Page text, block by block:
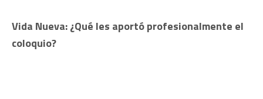
Vida Nueva: ¿Qué les aportó profesionalmente el
coloquio?